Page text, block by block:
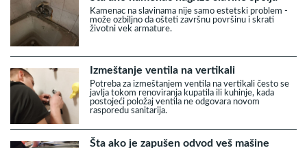
Kamenac na slavinama nije samo estetski problem -
može ozbiljno da ošteti završnu površinu i skrati
životni vek armature.
Izmeštanje ventila na vertikali
Potreba za izmeštanjem ventila na vertikali često se
javlja tokom renoviranja kupatila ili kuhinje, kada
postojeći položaj ventila ne odgovara novom
rasporedu sanitarija.
Šta ako je zapušen odvod veš mašine